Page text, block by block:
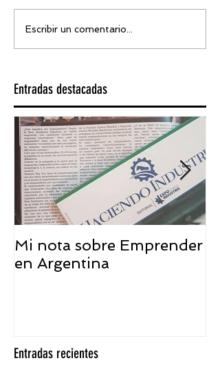
Escribir un comentario...
Entradas destacadas
Mi nota sobre Emprender
en Argentina
Entradas recientes